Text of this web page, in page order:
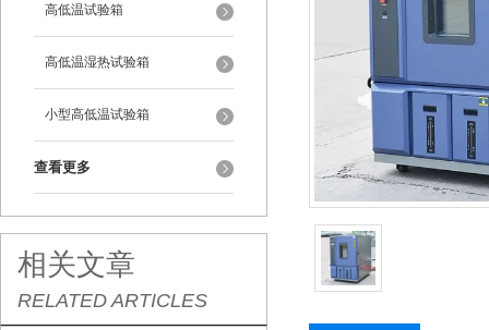
高低温试验箱
高低温湿热试验箱
小型高低温试验箱
查看更多
相关文章
RELATED ARTICLES